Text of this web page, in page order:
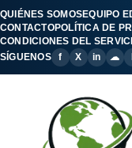
QUIÉNES SOMOSEQUIPO
CONTACTOPOLÍTICA DE
CONDICIONES DEL
SÍGUENOS
f X in ☁